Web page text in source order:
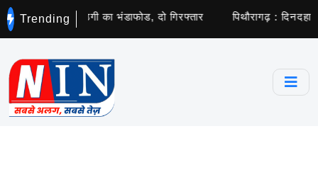
Trending
की साइबर ठगी का भंडाफोड, दो गिरफ्तार पिथौरागढ़ : दिनदहाड़े